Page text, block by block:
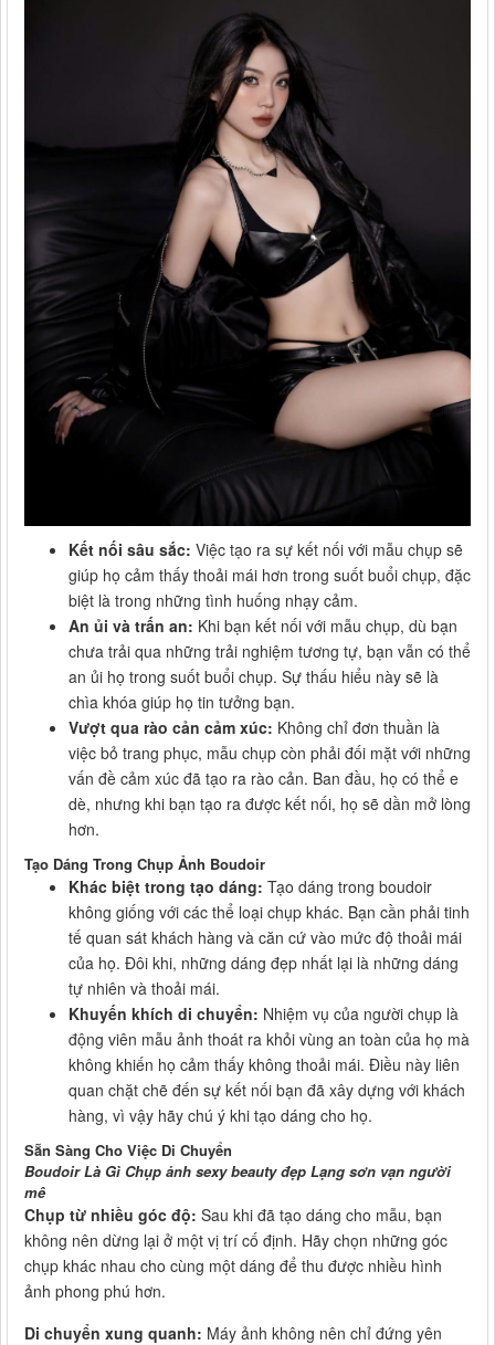
Kết nối sâu sắc: Việc tạo ra sự kết nối với mẫu chụp sẽ
giúp họ cảm thấy thoải mái hơn trong suốt buổi chụp, đặc
biệt là trong những tình huống nhạy cảm.
An ủi và trấn an: Khi bạn kết nối với mẫu chụp, dù bạn
chưa trải qua những trải nghiệm tương tự, bạn vẫn có thể
an ủi họ trong suốt buổi chụp. Sự thấu hiểu này sẽ là
chìa khóa giúp họ tin tưởng bạn.
Vượt qua rào cản cảm xúc: Không chỉ đơn thuần là
việc bỏ trang phục, mẫu chụp còn phải đối mặt với những
vấn đề cảm xúc đã tạo ra rào cản. Ban đầu, họ có thể e
dè, nhưng khi bạn tạo ra được kết nối, họ sẽ dần mở lòng
hơn.
Tạo Dáng Trong Chụp Ảnh Boudoir
Khác biệt trong tạo dáng: Tạo dáng trong boudoir
không giống với các thể loại chụp khác. Bạn cần phải tinh
tế quan sát khách hàng và căn cứ vào mức độ thoải mái
của họ. Đôi khi, những dáng đẹp nhất lại là những dáng
tự nhiên và thoải mái.
Khuyến khích di chuyển: Nhiệm vụ của người chụp là
động viên mẫu ảnh thoát ra khỏi vùng an toàn của họ mà
không khiến họ cảm thấy không thoải mái. Điều này liên
quan chặt chẽ đến sự kết nối bạn đã xây dựng với khách
hàng, vì vậy hãy chú ý khi tạo dáng cho họ.
Sẵn Sàng Cho Việc Di Chuyển
Boudoir Là Gì Chụp ảnh sexy beauty đẹp Lạng sơn vạn người
mê
Chụp từ nhiều góc độ: Sau khi đã tạo dáng cho mẫu, bạn
không nên dừng lại ở một vị trí cố định. Hãy chọn những góc
chụp khác nhau cho cùng một dáng để thu được nhiều hình
ảnh phong phú hơn.
Di chuyển xung quanh: Máy ảnh không nên chỉ đứng yên